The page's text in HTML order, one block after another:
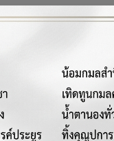
ภาพสูงสำหรับระบบ